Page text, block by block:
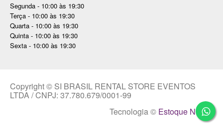
Segunda - 10:00 às 19:30
Terça - 10:00 às 19:30
Quarta - 10:00 às 19:30
Quinta - 10:00 às 19:30
Sexta - 10:00 às 19:30
Copyright © SI BRASIL RENTAL STORE EVENTOS
LTDA / CNPJ: 37.780.679/0001-99
Tecnologia © Estoque NOW.